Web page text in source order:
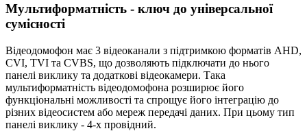
Мультиформатність - ключ до універсальної
сумісності
Відеодомофон має 3 відеоканали з підтримкою форматів AHD,
CVI, TVI та CVBS, що дозволяють підключати до нього
панелі виклику та додаткові відеокамери. Така
мультиформатність відеодомофона розширює його
функціональні можливості та спрощує його інтеграцію до
різних відеосистем або мереж передачі даних. При цьому тип
панелі виклику - 4-х провідний.